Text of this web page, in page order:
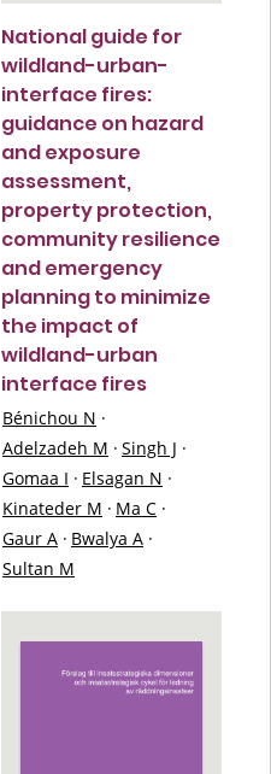
National guide for
wildland-urban-
interface fires:
guidance on hazard
and exposure
assessment,
property protection,
community resilience
and emergency
planning to minimize
the impact of
wildland-urban
interface fires
Bénichou N ·
Adelzadeh M · Singh J ·
Gomaa I · Elsagan N ·
Kinateder M · Ma C ·
Gaur A · Bwalya A ·
Sultan M